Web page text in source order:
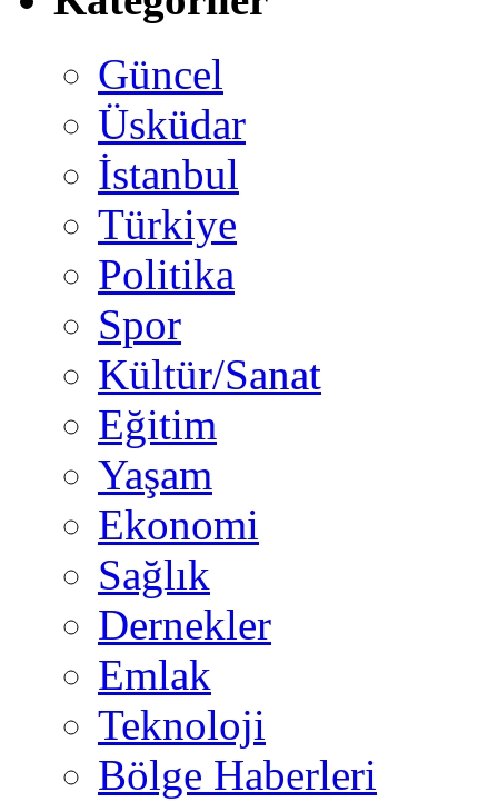
Güncel
Üsküdar
İstanbul
Türkiye
Politika
Spor
Kültür/Sanat
Eğitim
Yaşam
Ekonomi
Sağlık
Dernekler
Emlak
Teknoloji
Bölge Haberleri